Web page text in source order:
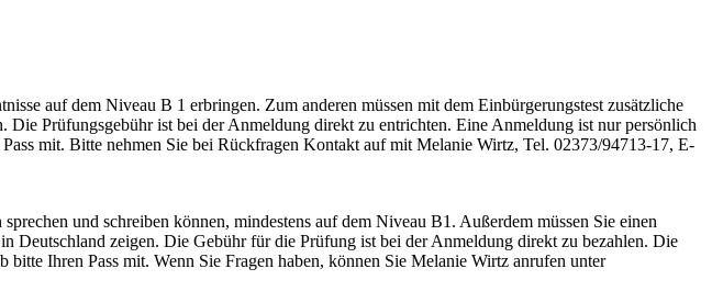
auf dem Niveau B 1 erbringen. Zum anderen müssen mit dem Einbürgerungstest zusätzliche
Prüfungsgebühr ist bei der Anmeldung direkt zu entrichten. Eine Anmeldung ist nur persönlich
mit. Bitte nehmen Sie bei Rückfragen Kontakt auf mit Melanie Wirtz, Tel. 02373/94713-17, E-
und schreiben können, mindestens auf dem Niveau B1. Außerdem müssen Sie einen
Deutschland zeigen. Die Gebühr für die Prüfung ist bei der Anmeldung direkt zu bezahlen. Die
Ihren Pass mit. Wenn Sie Fragen haben, können Sie Melanie Wirtz anrufen unter